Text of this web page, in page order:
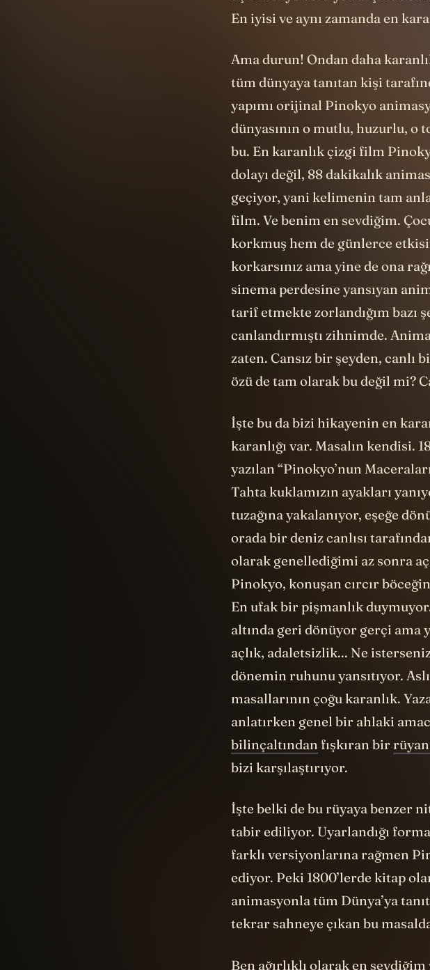
En iyisi ve aynı zamanda en
Ama durun! Ondan daha
tüm dünyaya tanıtan kişi
yapımı orijinal Pinokyo
dünyasının o mutlu, huzurlu, o
bu. En karanlık çizgi film
dolayı değil, 88 dakikalık
geçiyor, yani kelimenin tam
film. Ve benim en sevdiğim.
korkmuş hem de günlerce
korkarsınız ama yine de ona
sinema perdesine yansıyan
tarif etmekte zorlandığım bazı
canlandırmıştı zihnimde.
zaten. Cansız bir şeyden, canlı
özü de tam olarak bu değil mi?
İşte bu da bizi hikayenin en
karanlığı var. Masalın kendisi.
yazılan “Pinokyo’nun Maceraları
Tahta kuklamızın ayakları
tuzağına yakalanıyor, eşeğe
orada bir deniz canlısı
olarak genellediğimi az sonra
Pinokyo, konuşan cırcır
En ufak bir pişmanlık
altında geri dönüyor gerçi ama
açlık, adaletsizlik... Ne
dönemin ruhunu yansıtıyor.
masallarının çoğu karanlık.
anlatırken genel bir ahlaki
bilinçaltından fışkıran bir
bizi karşılaştırıyor.
İşte belki de bu rüyaya benzer
tabir ediliyor. Uyarlandığı
farklı versiyonlarına rağmen
ediyor. Peki 1800’lerde kitap
animasyonla tüm Dünya’ya
tekrar sahneye çıkan bu
Ben ağırlıklı olarak en